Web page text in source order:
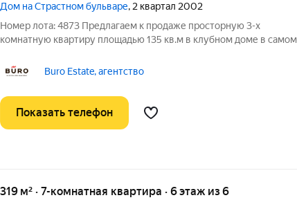
Дом на Страстном бульваре, 2 квартал 2002
Номер лота: 4873 Предлагаем к продаже просторную 3-х
комнатную квартиру площадью 135 кв.м в клубном доме в самом
Выполнен свежий ремонт под ключ с использованием
Buro Estate, агентство
Показать телефон
319 м² · 7-комнатная квартира · 6 этаж из 6